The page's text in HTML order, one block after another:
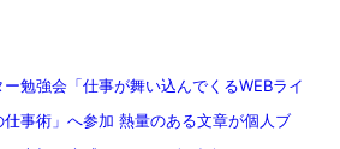
ー勉強会「仕事が舞い込んでくるWEBライ
仕事術」へ参加 熱量のある文章が個人ブ